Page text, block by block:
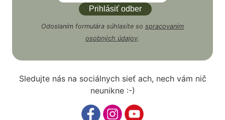
Odoslaním formulára súhlasíte so spracovaním
osobných údajov.
Sledujte nás na sociálnych sieť ach, nech vám nič
neunikne :-)